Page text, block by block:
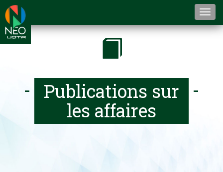
Publications sur
les affaires